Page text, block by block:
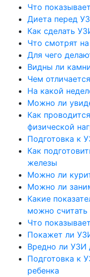
Что
Диета перед
Как сделать
Что смотрят
Для чего
Видны ли
Чем
На какой
Можно ли
Как
физической
Подготовка к
Как
железы
Можно ли
Можно ли
Какие
можно
Что
Покажет ли
Вредно ли УЗИ
Подготовка к
ребенка